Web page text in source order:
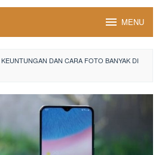
MENU
KEUNTUNGAN DAN CARA FOTO BANYAK DI